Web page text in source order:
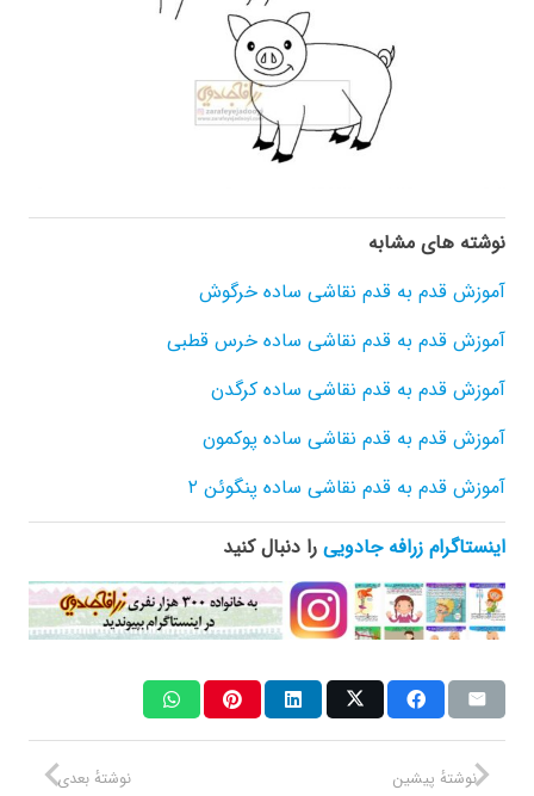
نوشته های مشابه
آموزش قدم به قدم نقاشی ساده خرگوش
آموزش قدم به قدم نقاشی ساده خرس قطبی
آموزش قدم به قدم نقاشی ساده کرگدن
آموزش قدم به قدم نقاشی ساده پوکمون
آموزش قدم به قدم نقاشی ساده پنگوئن ۲
اینستاگرام زرافه جادویی را دنبال کنید
نوشتهٔ بعدی نوشتهٔ پیشین